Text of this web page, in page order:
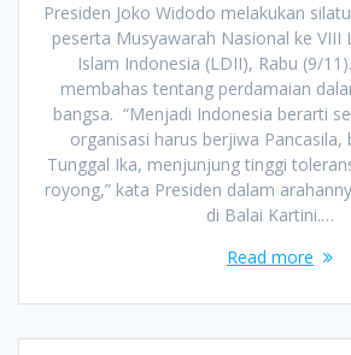
Presiden Joko Widodo melakukan
peserta Musyawarah Nasional ke VIII
Islam Indonesia (LDII), Rabu (9/
membahas tentang perdamaian
bangsa. “Menjadi Indonesia berarti
organisasi harus berjiwa Pancasila,
Tunggal Ika, menjunjung tinggi
royong,” kata Presiden dalam
di Balai Kartini.…
Read more